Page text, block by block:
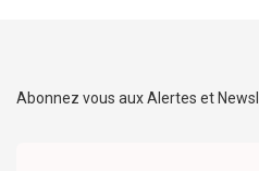
Abonnez vous aux Alertes et